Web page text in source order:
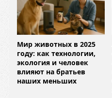
Мир животных в 2025
году: как технологии,
экология и человек
влияют на братьев
наших меньших